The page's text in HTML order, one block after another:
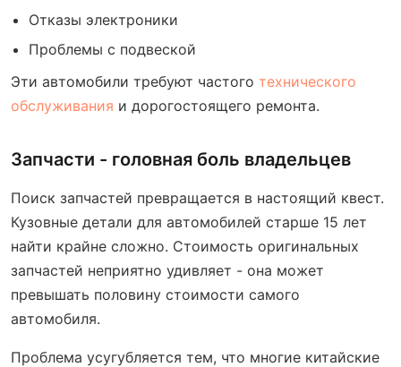
Отказы электроники
Проблемы с подвеской
Эти автомобили требуют частого технического
обслуживания и дорогостоящего ремонта.
Запчасти - головная боль владельцев
Поиск запчастей превращается в настоящий квест.
Кузовные детали для автомобилей старше 15 лет
найти крайне сложно. Стоимость оригинальных
запчастей неприятно удивляет - она может
превышать половину стоимости самого
автомобиля.
Проблема усугубляется тем, что многие китайские